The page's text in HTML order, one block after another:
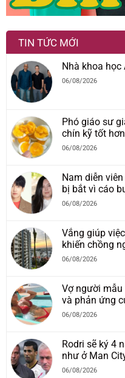
TIN TỨC MỚI
Nhà khoa học
06/08/2026
Phó giáo sư
chín kỹ tốt hơn
06/08/2026
Nam diễn
bị bắt vì cáo
06/08/2026
Vắng giúp
khiến chồng
06/08/2026
Vợ người
và phản ứng
06/08/2026
Rodri sẽ ký 4
như ở Man
06/08/2026